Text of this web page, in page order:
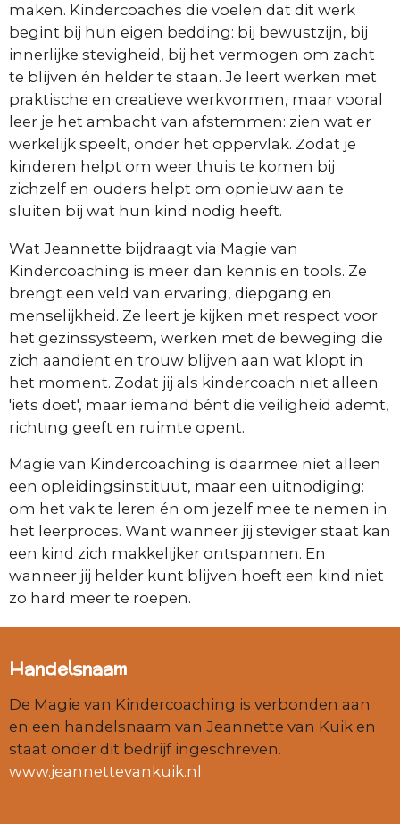
maken. Kindercoaches die voelen dat dit werk
begint bij hun eigen bedding: bij bewustzijn, bij
innerlijke stevigheid, bij het vermogen om zacht
te blijven én helder te staan. Je leert werken met
praktische en creatieve werkvormen, maar vooral
leer je het ambacht van afstemmen: zien wat er
werkelijk speelt, onder het oppervlak. Zodat je
kinderen helpt om weer thuis te komen bij
zichzelf en ouders helpt om opnieuw aan te
sluiten bij wat hun kind nodig heeft.
Wat Jeannette bijdraagt via Magie van
Kindercoaching is meer dan kennis en tools. Ze
brengt een veld van ervaring, diepgang en
menselijkheid. Ze leert je kijken met respect voor
het gezinssysteem, werken met de beweging die
zich aandient en trouw blijven aan wat klopt in
het moment. Zodat jij als kindercoach niet alleen
'iets doet', maar iemand bént die veiligheid ademt,
richting geeft en ruimte opent.
Magie van Kindercoaching is daarmee niet alleen
een opleidingsinstituut, maar een uitnodiging:
om het vak te leren én om jezelf mee te nemen in
het leerproces. Want wanneer jij steviger staat kan
een kind zich makkelijker ontspannen. En
wanneer jij helder kunt blijven hoeft een kind niet
zo hard meer te roepen.
Handelsnaam
De Magie van Kindercoaching is verbonden aan
en een handelsnaam van Jeannette van Kuik en
staat onder dit bedrijf ingeschreven.
www.jeannettevankuik.nl